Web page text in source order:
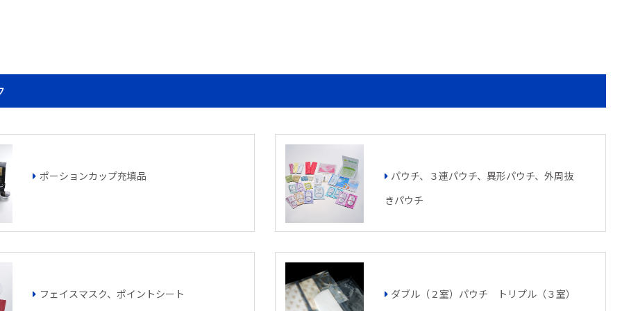
ポーションカップ充填品
パウチ、３連パウチ、異形パウチ、外周抜
きパウチ
フェイスマスク、ポイントシート ダブル（２室）パウチ トリプル（３室）